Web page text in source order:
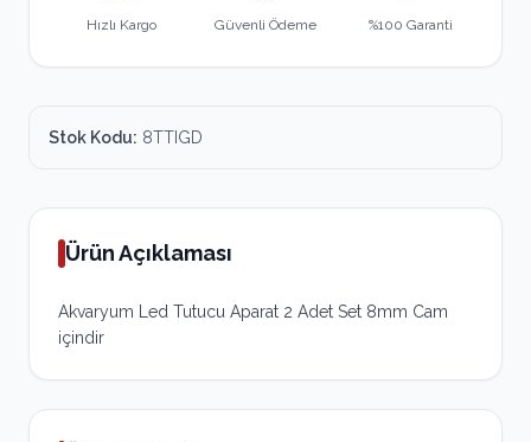
Hızlı Kargo Güvenli Ödeme %100 Garanti
Stok Kodu: 8TTIGD
Ürün Açıklaması
Akvaryum Led Tutucu Aparat 2 Adet Set 8mm Cam
içindir